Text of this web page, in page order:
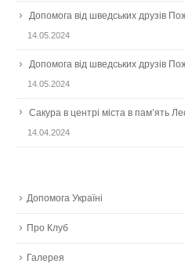
Допомога від шведських друзів
14.05.2024
Допомога від шведських друзів
14.05.2024
Сакура в центрі міста в пам’ять
14.04.2024
Допомога Україні
Про Клуб
Галерея